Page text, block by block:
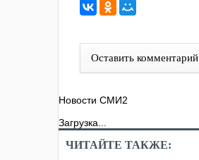
Оставить комментарий
Новости СМИ2
Загрузка...
ЧИТАЙТЕ ТАКЖЕ: